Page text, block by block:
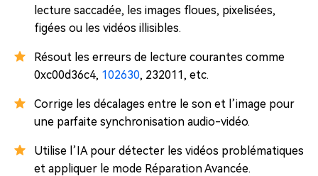
lecture saccadée, les images floues, pixelisées,
figées ou les vidéos illisibles.
Résout les erreurs de lecture courantes comme
0xc00d36c4, 102630, 232011, etc.
Corrige les décalages entre le son et l’image pour
une parfaite synchronisation audio-vidéo.
Utilise l’IA pour détecter les vidéos problématiques
et appliquer le mode Réparation Avancée.